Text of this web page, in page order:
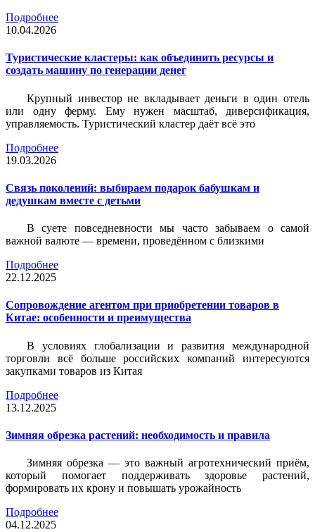
Подробнее
10.04.2026
Туристические кластеры: как объединить ресурсы и
создать машину по генерации денег
Крупный инвестор не вкладывает деньги в один отель
или одну ферму. Ему нужен масштаб, диверсификация,
управляемость. Туристический кластер даёт всё это
Подробнее
19.03.2026
Связь поколений: выбираем подарок бабушкам и
дедушкам вместе с детьми
В суете повседневности мы часто забываем о самой
важной валюте — времени, проведённом с близкими
Подробнее
22.12.2025
Сопровождение агентом при приобретении товаров в
Китае: особенности и преимущества
В условиях глобализации и развития международной
торговли всё больше российских компаний интересуются
закупками товаров из Китая
Подробнее
13.12.2025
Зимняя обрезка растений: необходимость и правила
Зимняя обрезка — это важный агротехнический приём,
который помогает поддерживать здоровье растений,
формировать их крону и повышать урожайность
Подробнее
04.12.2025